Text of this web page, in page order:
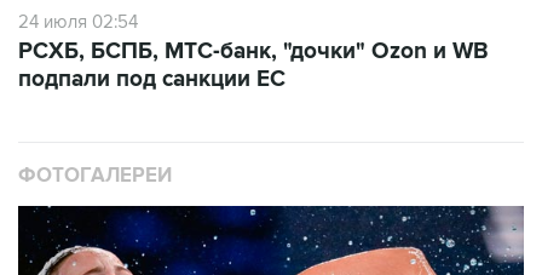
24 июля 02:54
РСХБ, БСПБ, МТС-банк, "дочки" Ozon и WB
подпали под санкции ЕС
ФОТОГАЛЕРЕИ